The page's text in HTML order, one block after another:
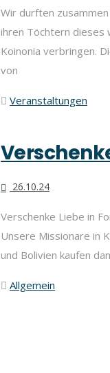
Wir durften
ihren Töchtern dieses
Koinonia verbringen.
von
Veranstaltungen
26.10.24
Verschenke Liebe in
Unsere Missionare in
und Bolivien kaufen
Allgemein